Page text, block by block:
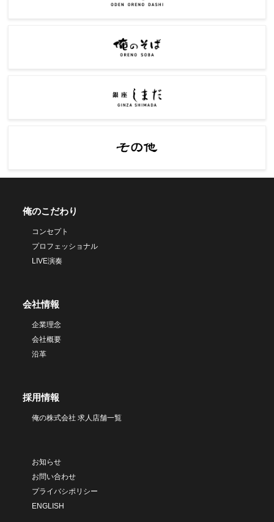
俺のこだわり
コンセプト
プロフェッショナル
LIVE演奏
会社情報
企業理念
会社概要
沿革
採用情報
俺の株式会社 求人店舗一覧
お知らせ
お問い合わせ
プライバシポリシー
ENGLISH